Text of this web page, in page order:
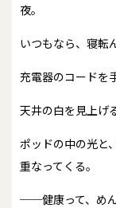
夜。
いつもなら、寝転
充電器のコードを
天井の白を見上げ
ポッドの中の光と
重なってくる。
──健康って、めん